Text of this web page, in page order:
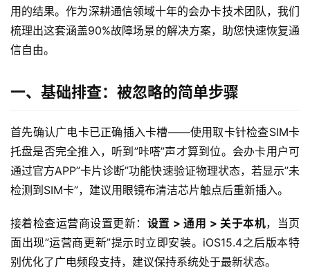
用的结果。作为深耕通信领域十年的会办卡技术团队，我们
梳理出这套涵盖90%故障场景的解决方案，助您快速恢复通
信自由。
一、基础排查：被忽略的简单步骤
首先确认广电卡已正确插入卡槽——使用取卡针检查SIM卡
托盘是否完全推入，听到”咔嗒”声才算到位。会办卡用户可
通过官方APP”卡片诊断”功能快速验证物理状态，若显示”未
检测到SIM卡”，建议用眼镜布清洁芯片触点后重新插入。
接着检查运营商设置更新： 设置 > 通用 > 关于本机，当页
面出现”运营商更新”提示时立即安装。iOS15.4之后版本特
别优化了广电频段支持，建议保持系统处于最新状态。